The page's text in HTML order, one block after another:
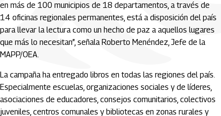
en más de 100 municipios de 18 departamentos, a través de
14 oficinas regionales permanentes, está a disposición del país
para llevar la lectura como un hecho de paz a aquellos lugares
que más lo necesitan”, señala Roberto Menéndez, Jefe de la
MAPP/OEA.
La campaña ha entregado libros en todas las regiones del país.
Especialmente escuelas, organizaciones sociales y de líderes,
asociaciones de educadores, consejos comunitarios, colectivos
juveniles, centros comunales y bibliotecas en zonas rurales y